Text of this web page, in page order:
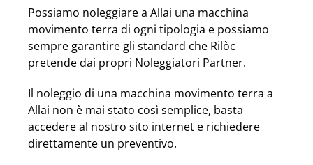
Possiamo noleggiare a Allai una macchina
movimento terra di ogni tipologia e possiamo
sempre garantire gli standard che Rilòc
pretende dai propri Noleggiatori Partner.
Il noleggio di una macchina movimento terra a
Allai non è mai stato così semplice, basta
accedere al nostro sito internet e richiedere
direttamente un preventivo.